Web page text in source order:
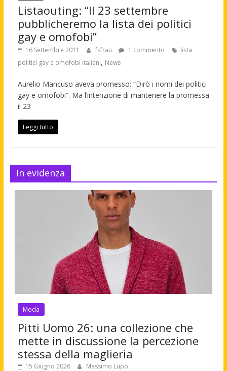
Listaouting: “Il 23 settembre
pubblicheremo la lista dei politici
gay e omofobi”
16 Settembre 2011 fsfrau 1 commento
lista
politici gay e omofobi italiani, News
Aurelio Mancuso aveva promesso: “Dirò i nomi dei politici
gay e omofobi”. Ma l’intenzione di mantenere la promessa
il 23
Leggi tutto
In evidenza
Moda
Pitti Uomo 26: una collezione che
mette in discussione la percezione
stessa della maglieria
15 Giugno 2026 Massimo Lupo